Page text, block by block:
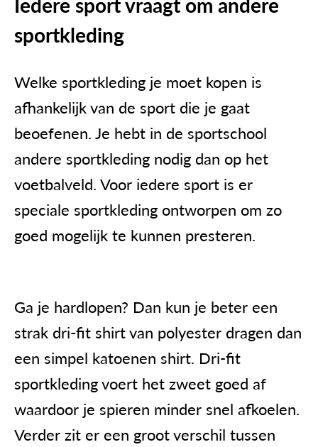
sportkleding
Welke sportkleding je moet kopen is
afhankelijk van de sport die je gaat
beoefenen. Je hebt in de sportschool
andere sportkleding nodig dan op het
voetbalveld. Voor iedere sport is er
speciale sportkleding ontworpen om zo
goed mogelijk te kunnen presteren.
Ga je hardlopen? Dan kun je beter een
strak dri-fit shirt van polyester dragen dan
een simpel katoenen shirt. Dri-fit
sportkleding voert het zweet goed af
waardoor je spieren minder snel afkoelen.
Verder zit er een groot verschil tussen